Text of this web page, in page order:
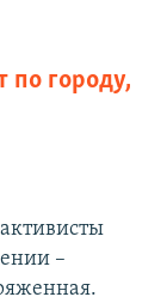
городу,
–